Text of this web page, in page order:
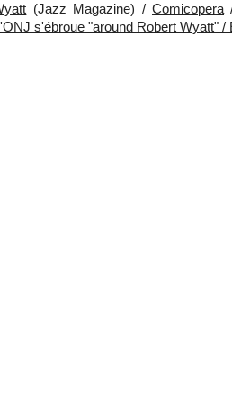
(Jazz Magazine) /Comicopera
s'ébroue "around Robert Wyatt" /